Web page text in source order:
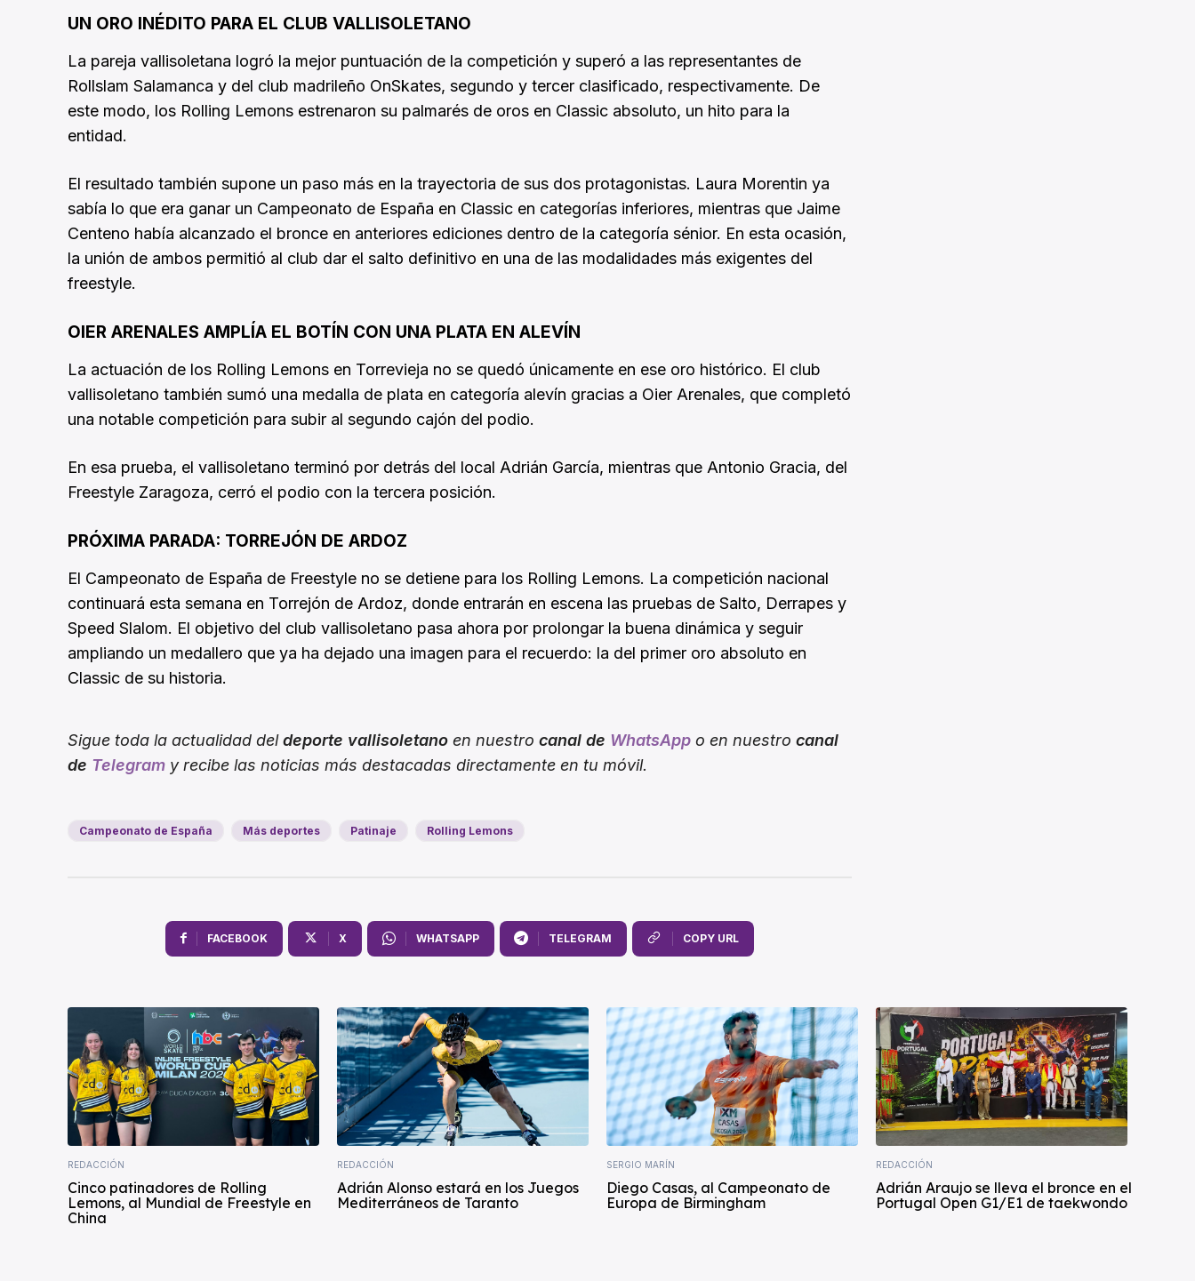
UN ORO INÉDITO PARA EL CLUB VALLISOLETANO
La pareja vallisoletana logró la mejor puntuación de la competición y superó a las representantes de
Rollslam Salamanca y del club madrileño OnSkates, segundo y tercer clasificado, respectivamente. De
este modo, los Rolling Lemons estrenaron su palmarés de oros en Classic absoluto, un hito para la
entidad.
El resultado también supone un paso más en la trayectoria de sus dos protagonistas. Laura Morentin ya
sabía lo que era ganar un Campeonato de España en Classic en categorías inferiores, mientras que Jaime
Centeno había alcanzado el bronce en anteriores ediciones dentro de la categoría sénior. En esta ocasión,
la unión de ambos permitió al club dar el salto definitivo en una de las modalidades más exigentes del
freestyle.
OIER ARENALES AMPLÍA EL BOTÍN CON UNA PLATA EN ALEVÍN
La actuación de los Rolling Lemons en Torrevieja no se quedó únicamente en ese oro histórico. El club
vallisoletano también sumó una medalla de plata en categoría alevín gracias a Oier Arenales, que completó
una notable competición para subir al segundo cajón del podio.
En esa prueba, el vallisoletano terminó por detrás del local Adrián García, mientras que Antonio Gracia, del
Freestyle Zaragoza, cerró el podio con la tercera posición.
PRÓXIMA PARADA: TORREJÓN DE ARDOZ
El Campeonato de España de Freestyle no se detiene para los Rolling Lemons. La competición nacional
continuará esta semana en Torrejón de Ardoz, donde entrarán en escena las pruebas de Salto, Derrapes y
Speed Slalom. El objetivo del club vallisoletano pasa ahora por prolongar la buena dinámica y seguir
ampliando un medallero que ya ha dejado una imagen para el recuerdo: la del primer oro absoluto en
Classic de su historia.
Sigue toda la actualidad deldeporte vallisoletano en nuestro canal de WhatsApp o en nuestro canal
de Telegram y recibe las noticias más destacadas directamente en tu móvil.
Campeonato de España Más deportes Patinaje Rolling Lemons
FACEBOOK X WHATSAPP TELEGRAM COPY URL
REDACCIÓN
Cinco patinadores de Rolling
Lemons, al Mundial de Freestyle en
China
REDACCIÓN
Adrián Alonso estará en los Juegos
Mediterráneos de Taranto
SERGIO MARÍN
Diego Casas, al Campeonato de
Europa de Birmingham
REDACCIÓN
Adrián Araujo se lleva el bronce en el
Portugal Open G1/E1 de taekwondo